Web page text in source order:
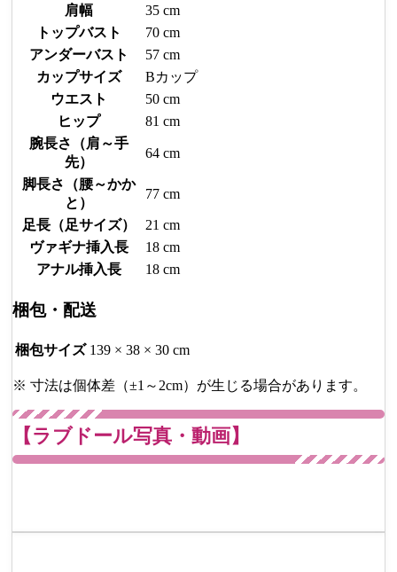
肩幅
35 cm
トップバスト
70 cm
アンダーバスト
57 cm
カップサイズ
Bカップ
ウエスト
50 cm
ヒップ
81 cm
腕長さ（肩～手
先）
64 cm
脚長さ（腰～かか
と）
77 cm
足長（足サイズ）
21 cm
ヴァギナ挿入長
18 cm
アナル挿入長
18 cm
梱包・配送
梱包サイズ 139 × 38 × 30 cm
※ 寸法は個体差（±1～2cm）が生じる場合があります。
【ラブドール写真・動画】